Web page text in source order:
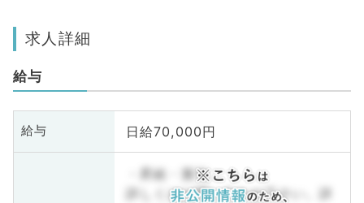
求人詳細
給与
給与 日給70,000円
・昇給・賞与
詳しくはお問い合わせ下さい。詳